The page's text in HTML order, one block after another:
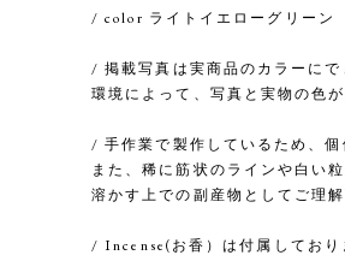
/ color ライトイエローグリーン
/ 掲載写真は実商品のカラーに
環境によって、写真と実物の色
/ 手作業で製作しているため、個
また、稀に筋状のラインや白い
溶かす上での副産物としてご理
/ Incense(お香）は付属しており